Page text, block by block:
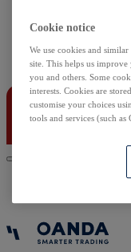
Sentyment
Rolowania
Kontakt
Cookie notice
We use cookies and
site. This helps us
you and others. Some
interests. Cookies are
customise your choices
tools and services (such